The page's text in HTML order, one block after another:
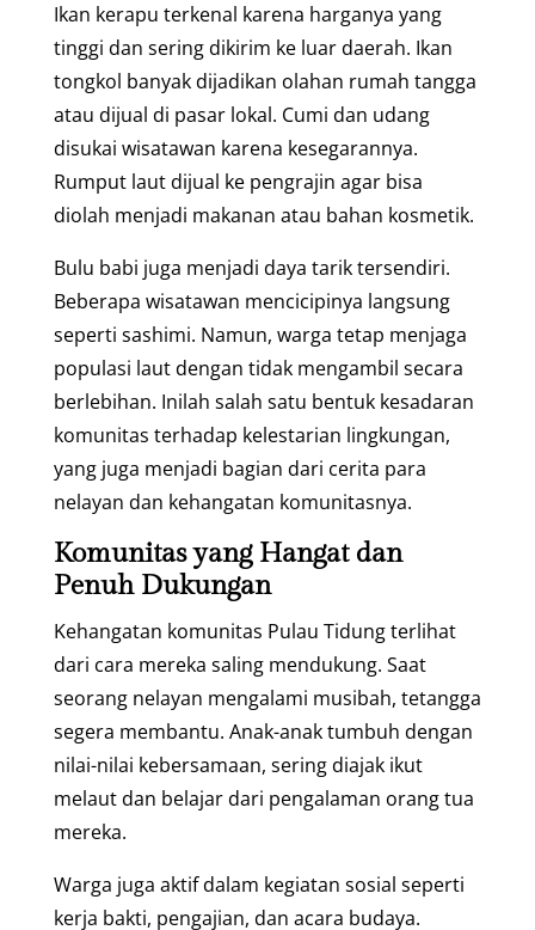
Ikan kerapu terkenal karena harganya yang
tinggi dan sering dikirim ke luar daerah. Ikan
tongkol banyak dijadikan olahan rumah tangga
atau dijual di pasar lokal. Cumi dan udang
disukai wisatawan karena kesegarannya.
Rumput laut dijual ke pengrajin agar bisa
diolah menjadi makanan atau bahan kosmetik.
Bulu babi juga menjadi daya tarik tersendiri.
Beberapa wisatawan mencicipinya langsung
seperti sashimi. Namun, warga tetap menjaga
populasi laut dengan tidak mengambil secara
berlebihan. Inilah salah satu bentuk kesadaran
komunitas terhadap kelestarian lingkungan,
yang juga menjadi bagian dari cerita para
nelayan dan kehangatan komunitasnya.
Komunitas yang Hangat dan
Penuh Dukungan
Kehangatan komunitas Pulau Tidung terlihat
dari cara mereka saling mendukung. Saat
seorang nelayan mengalami musibah, tetangga
segera membantu. Anak-anak tumbuh dengan
nilai-nilai kebersamaan, sering diajak ikut
melaut dan belajar dari pengalaman orang tua
mereka.
Warga juga aktif dalam kegiatan sosial seperti
kerja bakti, pengajian, dan acara budaya.